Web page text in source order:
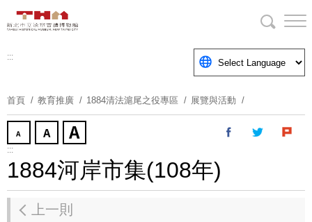
到
要
塊
:::
首頁 教育推廣 1884清法滬尾之役專區 展覽與活動
:::
1884河岸市集(108年)
上一則